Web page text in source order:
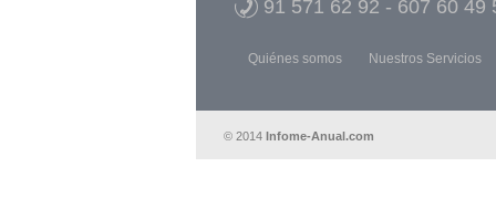
91 571 62 92 - 607 60 49
Quiénes somos Nuestros Servicios
© 2014 Infome-Anual.com